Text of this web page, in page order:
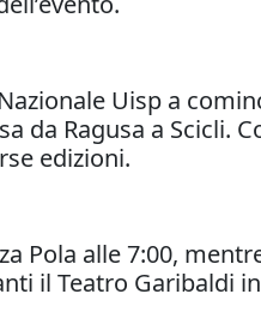
Uisp a
da Ragusa a Scicli.
edizioni.
Pola alle 7:00,
il Teatro Garibaldi